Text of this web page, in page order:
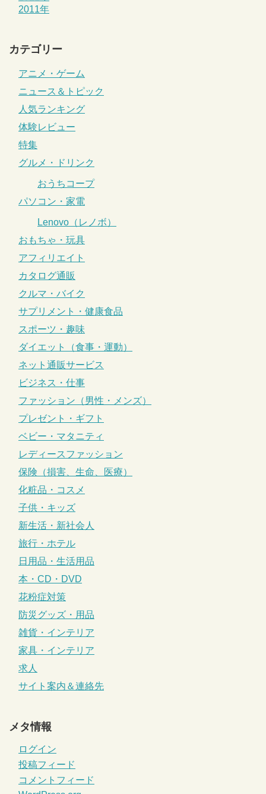
2011年
カテゴリー
アニメ・ゲーム
ニュース＆トピック
人気ランキング
体験レビュー
特集
グルメ・ドリンク
おうちコープ
パソコン・家電
Lenovo（レノボ）
おもちゃ・玩具
アフィリエイト
カタログ通販
クルマ・バイク
サプリメント・健康食品
スポーツ・趣味
ダイエット（食事・運動）
ネット通販サービス
ビジネス・仕事
ファッション（男性・メンズ）
プレゼント・ギフト
ベビー・マタニティ
レディースファッション
保険（損害、生命、医療）
化粧品・コスメ
子供・キッズ
新生活・新社会人
旅行・ホテル
日用品・生活用品
本・CD・DVD
花粉症対策
防災グッズ・用品
雑貨・インテリア
家具・インテリア
求人
サイト案内＆連絡先
メタ情報
ログイン
投稿フィード
コメントフィード